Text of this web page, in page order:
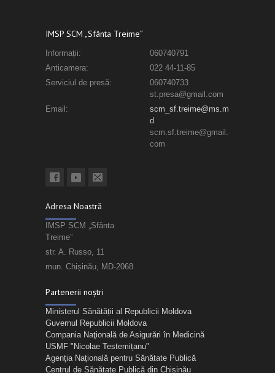
IMSP SCM „Sfânta Treime”
Informații:
060740791
Anticamera:
022 44-11-85
Serviciul de presă:
060740733
st.presa@gmail.com
Email:
scm_sf.treime@ms.m
d
scm.sf.treime@gmail.
com
Adresa Noastră
IMSP SCM „Sfânta
Treime”
str. A. Russo, 11
mun. Chișinău, MD-2068
Partenerii noștri
Ministerul Sănătății al Republicii Moldova
Guvernul Republicii Moldova
Compania Naţională de Asigurări în Medicină
USMF "Nicolae Testemițanu"
Agenția Națională pentru Sănătate Publică
Centrul de Sănătate Publică din Chișinău